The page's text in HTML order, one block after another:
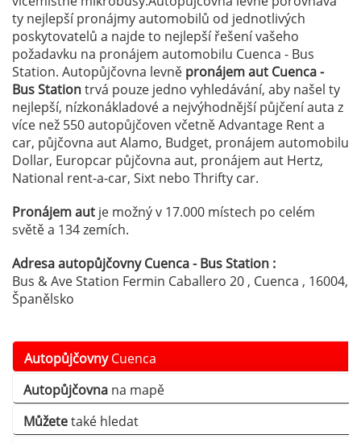
ty nejlepší pronájmy automobilů od jednotlivých
poskytovatelů a najde to nejlepší řešení vašeho
požadavku na pronájem automobilu Cuenca - Bus
Station. Autopůjčovna levně pronájem aut Cuenca -
Bus Stationtrvá pouze jedno vyhledávání, aby našel ty
nejlepší, nízkonákladové a nejvýhodnější půjčení auta z
více než 550 autopůjčoven včetně Advantage Rent a
car, půjčovna aut Alamo, Budget, pronájem automobilu
Dollar, Europcar půjčovna aut, pronájem aut Hertz,
National rent-a-car, Sixt nebo Thrifty car.
Pronájem aut je možný v 17.000 místech po celém
světě a 134 zemích.
Adresa autopůjčovny Cuenca - Bus Station :
Bus & Ave Station Fermin Caballero 20 , Cuenca , 16004,
Španělsko
AutopůjčovnyCuenca
Autopůjčovna na mapě
Můžetetaké hledat